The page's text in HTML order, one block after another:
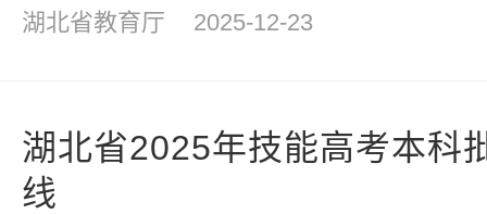
湖北省教育厅 2025-12-23
湖北省2025年技能高考本科
线